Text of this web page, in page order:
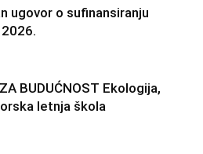
ugovor o sufinansiranju
BUDUĆNOST Ekologija,
letnja škola